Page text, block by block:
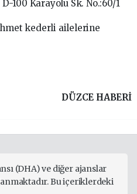
100 Karayolu Sk. No.:60/1
kederli ailelerine
DÜZCE HABERİ
(DHA) ve diğer ajanslar
Bu içeriklerdeki